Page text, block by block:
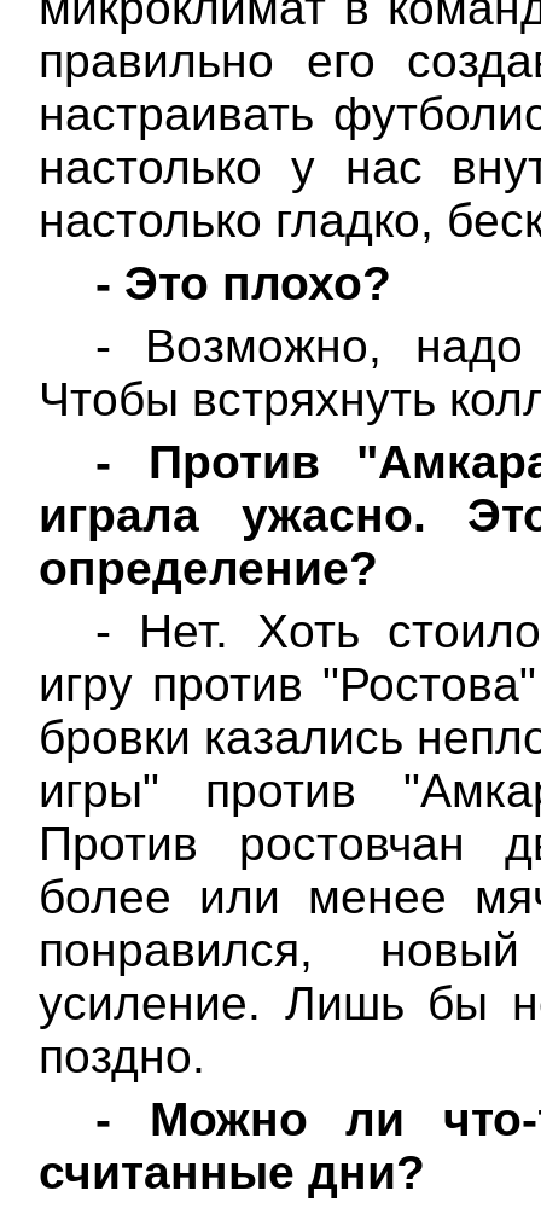
правильно его
настраивать
настолько у нас
настолько гладко,
- Это плохо?
- Возможно,
Чтобы встряхнуть
-
Против "
играла ужасно.
определение?
- Нет. Хоть
игру против
бровки казались
игры" против "
Против ростовчан
более или менее
понравился,
усиление. Лишь бы
поздно.
-
Можно ли
считанные дни?